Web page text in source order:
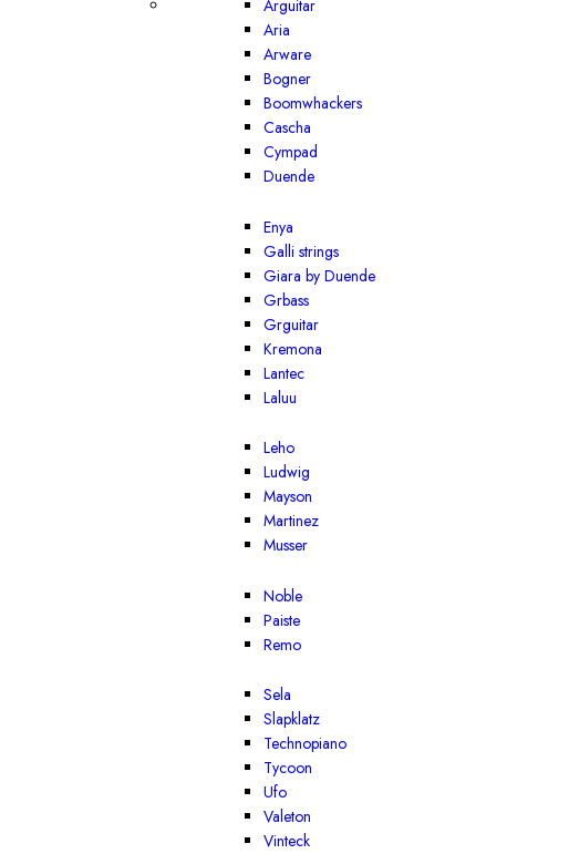
Arguitar
Aria
Arware
Bogner
Boomwhackers
Cascha
Cympad
Duende
Enya
Galli strings
Giara by Duende
Grbass
Grguitar
Kremona
Lantec
Laluu
Leho
Ludwig
Mayson
Martinez
Musser
Noble
Paiste
Remo
Sela
Slapklatz
Technopiano
Tycoon
Ufo
Valeton
Vinteck